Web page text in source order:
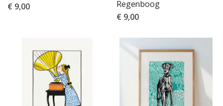
€ 9,00
Regenboog
€ 9,00